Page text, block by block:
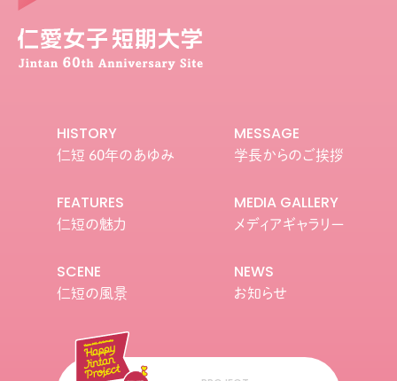
HISTORY
仁短 60年のあゆみ
MESSAGE
学長からのご挨拶
FEATURES
仁短の魅力
MEDIA GALLERY
メディアギャラリー
SCENE
仁短の風景
NEWS
お知らせ